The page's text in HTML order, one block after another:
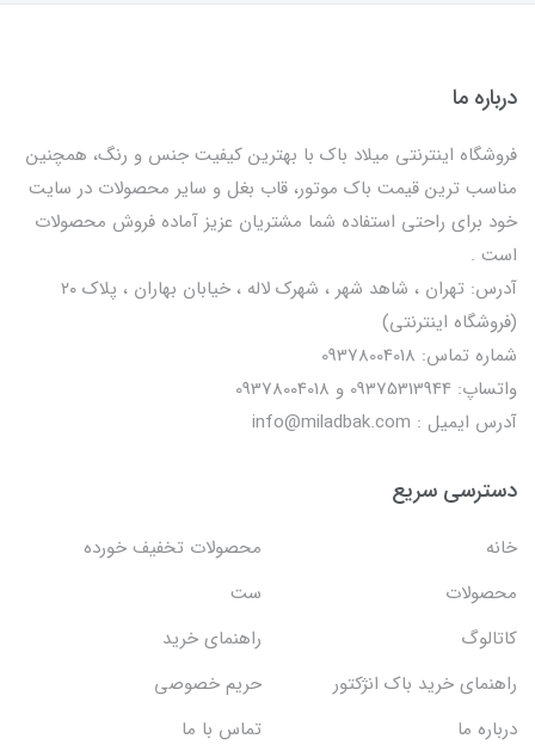
درباره ما
فروشگاه اینترنتی میلاد باک با بهترین کیفیت جنس و رنگ، همچنین
مناسب ترین قیمت باک موتور، قاب بغل و سایر محصولات در سایت
خود برای راحتی استفاده شما مشتریان عزیز آماده فروش محصولات
است .
آدرس: تهران ، شاهد شهر ، شهرک لاله ، خیابان بهاران ، پلاک ۲۰
(فروشگاه اینترنتی)
شماره تماس: 09378004018
واتساپ: 09375313944 و 09378004018
آدرس ایمیل : info@miladbak.com
دسترسی سریع
خانه
محصولات تخفیف خورده
محصولات
ست
کاتالوگ
راهنمای خرید
راهنمای خرید باک انژکتور
حریم خصوصی
درباره ما
تماس با ما